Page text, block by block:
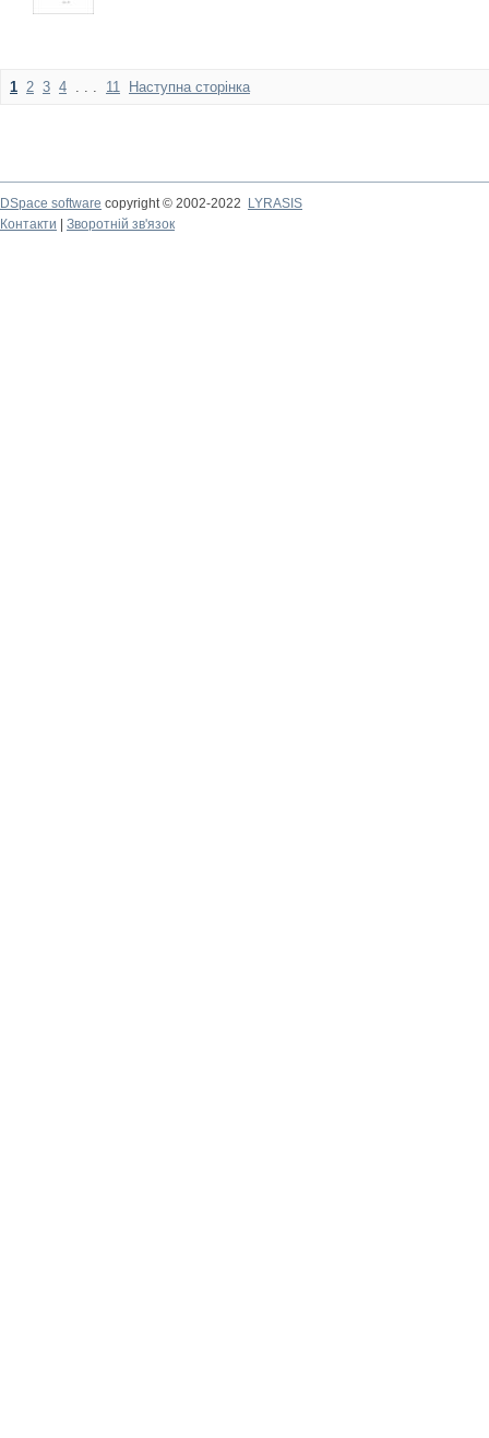
1 2 3 4 . . . 11 Наступна сторінка
DSpace software copyright © 2002-2022
LYRASIS
Контакти
Зворотній зв'язок